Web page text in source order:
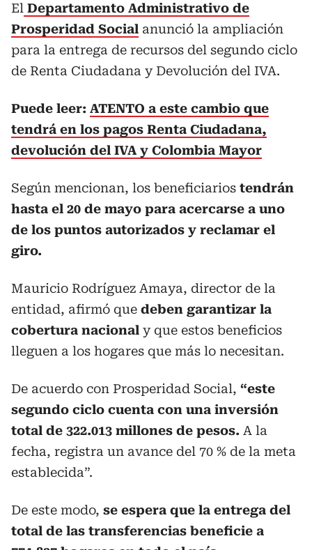
El Departamento Administrativo de
Prosperidad Social anunció la ampliación
para la entrega de recursos del segundo ciclo
de Renta Ciudadana y Devolución del IVA.
Puede leer: ATENTO a este cambio que
tendrá en los pagos Renta Ciudadana,
devolución del IVA y Colombia Mayor
Según mencionan, los beneficiarios tendrán
hasta el 20 de mayo para acercarse a uno
de los puntos autorizados y reclamar el
giro.
Mauricio Rodríguez Amaya, director de la
entidad, afirmó que deben garantizar la
cobertura nacional y que estos beneficios
lleguen a los hogares que más lo necesitan.
De acuerdo con Prosperidad Social, “este
segundo ciclo cuenta con una inversión
total de 322.013 millones de pesos. A la
fecha, registra un avance del 70 % de la meta
establecida”.
De este modo, se espera que la entrega del
total de las transferencias beneficie a